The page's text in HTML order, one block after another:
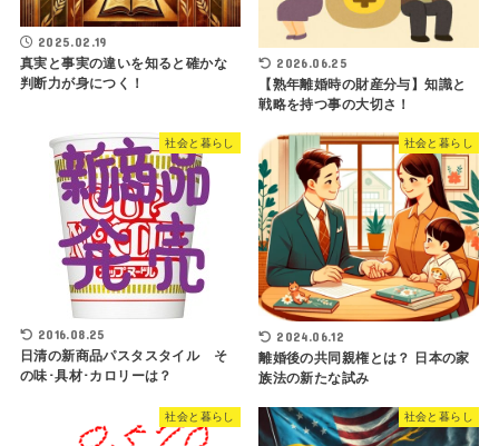
2025.02.19
真実と事実の違いを知ると確かな
判断力が身につく！
2026.06.25
【熟年離婚時の財産分与】知識と
戦略を持つ事の大切さ！
社会と暮らし
2016.08.25
日清の新商品パスタスタイル そ
の味･具材･カロリーは？
社会と暮らし
2024.06.12
離婚後の共同親権とは？ 日本の家
族法の新たな試み
社会と暮らし 社会と暮らし